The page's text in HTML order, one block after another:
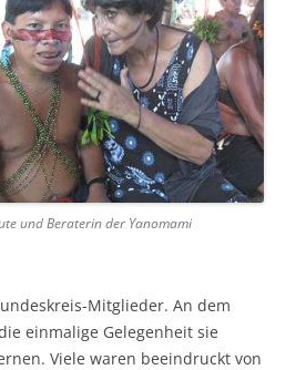
und Beraterin der Yanomami
Mitglieder. An dem
einmalige Gelegenheit sie
Viele waren beeindruckt von